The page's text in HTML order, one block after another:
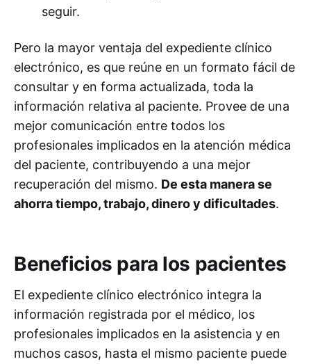
seguir.
Pero la mayor ventaja del expediente clí­nico
electrónico, es que reúne en un formato fácil de
consultar y en forma actualizada, toda la
información relativa al paciente. Provee de una
mejor comunicación entre todos los
profesionales implicados en la atención médica
del paciente, contribuyendo a una mejor
recuperación del mismo. De esta manera se
ahorra tiempo, trabajo, dinero y dificultades.
Beneficios para los pacientes
El expediente clí­nico electrónico integra la
información registrada por el médico, los
profesionales implicados en la asistencia y en
muchos casos, hasta el mismo paciente puede